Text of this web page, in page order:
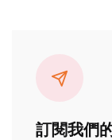
訂閱我們